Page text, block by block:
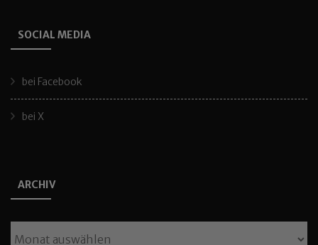
SOCIAL MEDIA
bei Facebook
bei X
ARCHIV